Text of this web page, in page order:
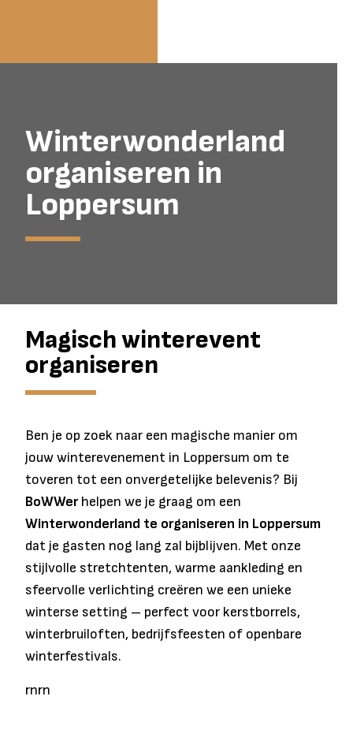
Winterwonderland
organiseren in
Loppersum
Magisch winterevent
organiseren
Ben je op zoek naar een magische manier om
jouw winterevenement in Loppersum om te
toveren tot een onvergetelijke belevenis? Bij
BoWWerhelpen we je graag om een
Winterwonderland te organiseren in Loppersum
dat je gasten nog lang zal bijblijven. Met onze
stijlvolle stretchtenten, warme aankleding en
sfeervolle verlichting creëren we een unieke
winterse setting – perfect voor kerstborrels,
winterbruiloften, bedrijfsfeesten of openbare
winterfestivals.
rnrn